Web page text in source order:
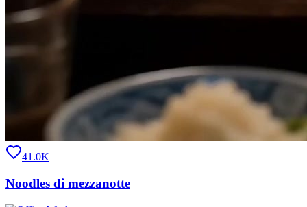
41.0K
Noodles di mezzanotte